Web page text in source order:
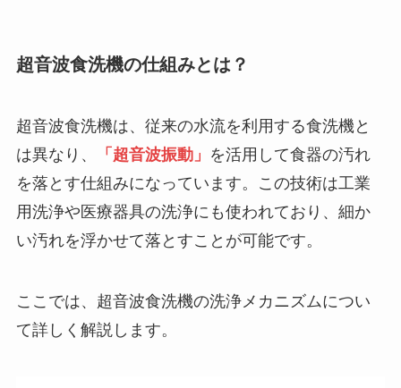
超音波食洗機の仕組みとは？
超音波食洗機は、従来の水流を利用する食洗機と
は異なり、
「超音波振動」 を活用して食器の汚れ
を落とす仕組みになっています。この技術は工業
用洗浄や医療器具の洗浄にも使われており、細か
い汚れを浮かせて落とすことが可能です。
ここでは、超音波食洗機の洗浄メカニズムについ
て詳しく解説します。